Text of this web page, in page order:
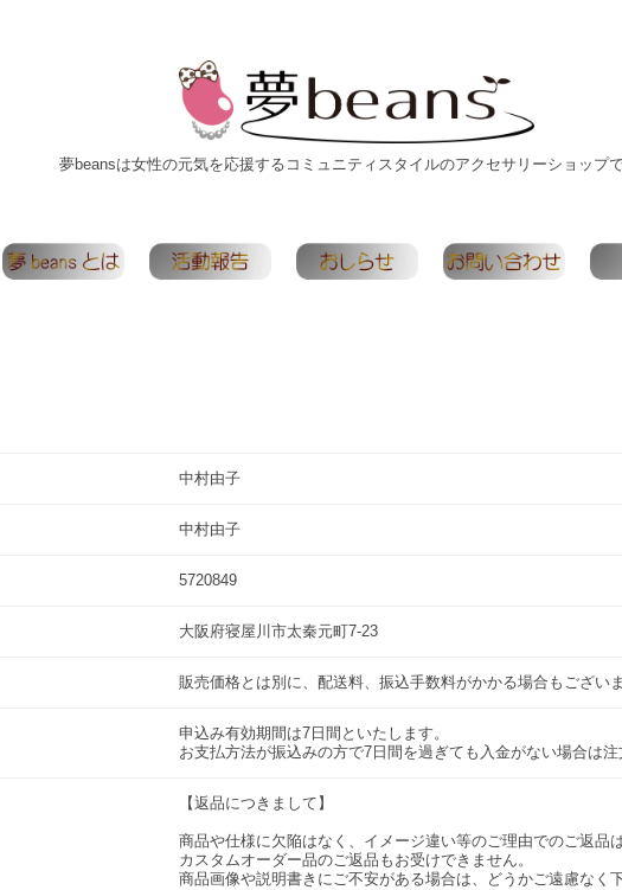
夢beansは女性の元気を応援するコミュニティスタイルのアクセサリーショップで
中村由子
中村由子
5720849
大阪府寝屋川市太秦元町7-23
販売価格とは別に、配送料、振込手数料がかかる場合もござい
申込み有効期間は7日間といたします。
お支払方法が振込みの方で7日間を過ぎても入金がない場合は注
【返品につきまして】
商品や仕様に欠陥はなく、イメージ違い等のご理由でのご返品
カスタムオーダー品のご返品もお受けできません。
商品画像や説明書きにご不安がある場合は、どうかご遠慮なく